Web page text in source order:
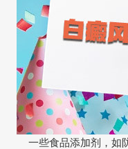
一些食品添加剂，如防